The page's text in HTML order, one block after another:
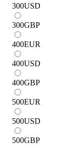
300USD
300GBP
400EUR
400USD
400GBP
500EUR
500USD
500GBP